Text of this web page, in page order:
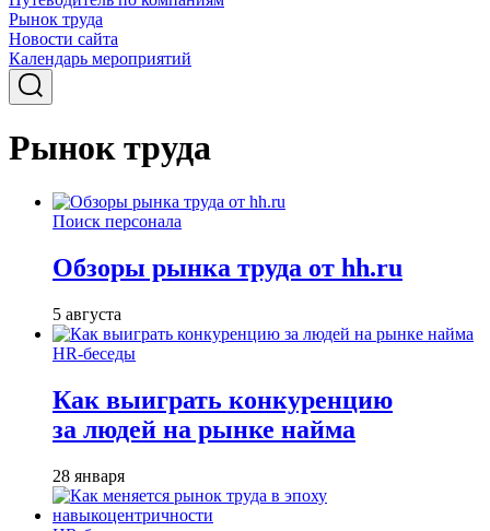
Рынок труда
Новости сайта
Календарь мероприятий
Рынок труда
Поиск персонала
Обзоры рынка труда от hh.ru
5 августа
HR-беседы
Как выиграть конкуренцию
за людей на рынке найма
28 января